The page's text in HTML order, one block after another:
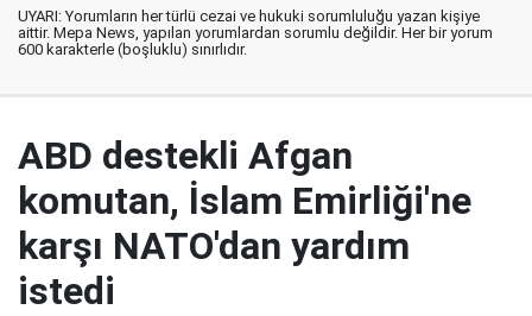
UYARI: Yorumların her türlü cezai ve hukuki sorumluluğu yazan kişiye
aittir. Mepa News, yapılan yorumlardan sorumlu değildir. Her bir yorum
600 karakterle (boşluklu) sınırlıdır.
ABD destekli Afgan
komutan, İslam Emirliği'ne
karşı NATO'dan yardım
istedi